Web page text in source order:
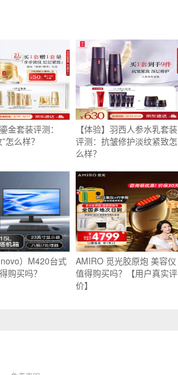
金套装评测：
怎么样？
【体验】羽西人参水乳套装
评测：抗皱修护淡纹紧致怎
么样？
）M420台式
购买吗？
AMIRO 觅光胶原炮 美容仪
值得购买吗？【用户真实评
价】